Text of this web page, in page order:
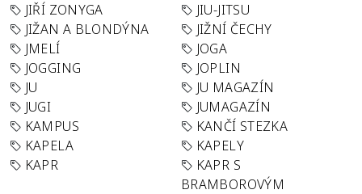
JIŘÍ ZONYGA
JIU-JITSU
JIŽAN A BLONDÝNA
JIŽNÍ ČECHY
JMELÍ
JOGA
JOGGING
JOPLIN
JU
JU MAGAZÍN
JUGI
JUMAGAZÍN
KAMPUS
KANČÍ STEZKA
KAPELA
KAPELY
KAPR
KAPR S
BRAMBOROVÝM